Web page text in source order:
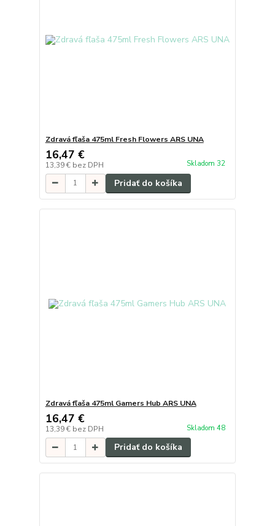
Zdravá fľaša 475ml Fresh Flowers ARS UNA
16,47 €
13,39 € bez DPH Skladom 32
Pridať do košíka
Zdravá fľaša 475ml Gamers Hub ARS UNA
16,47 €
13,39 € bez DPH Skladom 48
Pridať do košíka